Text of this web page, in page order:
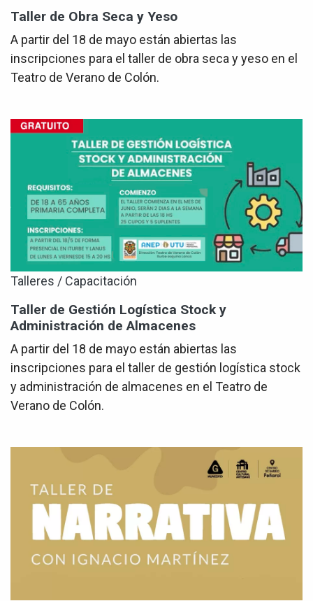
Taller de Obra Seca y Yeso
A partir del 18 de mayo están abiertas las
inscripciones para el taller de obra seca y yeso en el
Teatro de Verano de Colón.
Talleres / Capacitación
Taller de Gestión Logística Stock y
Administración de Almacenes
A partir del 18 de mayo están abiertas las
inscripciones para el taller de gestión logística stock
y administración de almacenes en el Teatro de
Verano de Colón.